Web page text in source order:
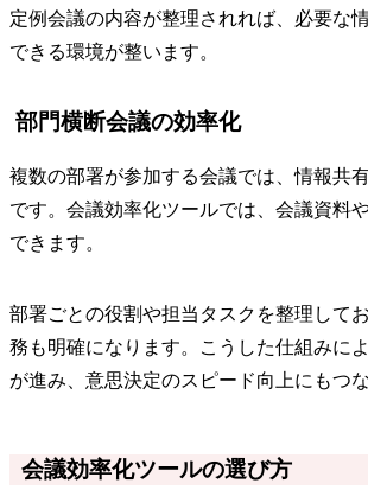
定例会議の内容が整理されれば、必要な
できる環境が整います。
部門横断会議の効率化
複数の部署が参加する会議では、情報共
です。会議効率化ツールでは、会議資料
できます。
部署ごとの役割や担当タスクを整理して
務も明確になります。こうした仕組みに
が進み、意思決定のスピード向上にもつ
会議効率化ツールの選び方